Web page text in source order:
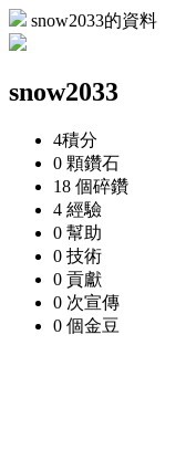
snow2033的資料
snow2033
4積分
0 顆鑽石
18 個碎鑽
4 經驗
0 幫助
0 技術
0 貢獻
0 次宣傳
0 個金豆